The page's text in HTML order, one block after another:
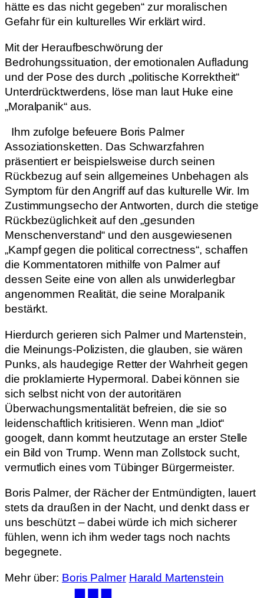
hätte es das nicht gegeben“ zur moralischen
Gefahr für ein kulturelles Wir erklärt wird.
Mit der Heraufbeschwörung der
Bedrohungssituation, der emotionalen Aufladung
und der Pose des durch „politische Korrektheit“
Unterdrücktwerdens, löse man laut Huke eine
„Moralpanik“ aus.
Ihm zufolge befeuere Boris Palmer
Assoziationsketten. Das Schwarzfahren
präsentiert er beispielsweise durch seinen
Rückbezug auf sein allgemeines Unbehagen als
Symptom für den Angriff auf das kulturelle Wir. Im
Zustimmungsecho der Antworten, durch die stetige
Rückbezüglichkeit auf den „gesunden
Menschenverstand“ und den ausgewiesenen
„Kampf gegen die political correctness“, schaffen
die Kommentatoren mithilfe von Palmer auf
dessen Seite eine von allen als unwiderlegbar
angenommen Realität, die seine Moralpanik
bestärkt.
Hierdurch gerieren sich Palmer und Martenstein,
die Meinungs-Polizisten, die glauben, sie wären
Punks, als haudegige Retter der Wahrheit gegen
die proklamierte Hypermoral. Dabei können sie
sich selbst nicht von der autoritären
Überwachungsmentalität befreien, die sie so
leidenschaftlich kritisieren. Wenn man „Idiot“
googelt, dann kommt heutzutage an erster Stelle
ein Bild von Trump. Wenn man Zollstock sucht,
vermutlich eines vom Tübinger Bürgermeister.
Boris Palmer, der Rächer der Entmündigten, lauert
stets da draußen in der Nacht, und denkt dass er
uns beschützt – dabei würde ich mich sicherer
fühlen, wenn ich ihm weder tags noch nachts
begegnete.
Mehr über: Boris Palmer Harald Martenstein